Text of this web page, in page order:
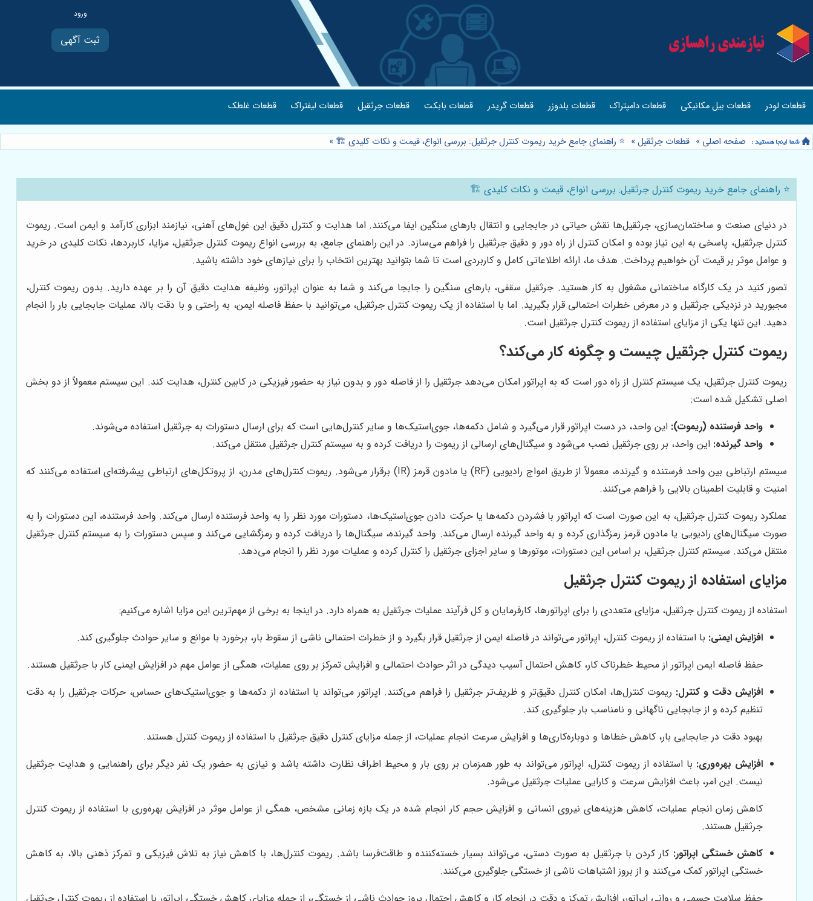
ثبت آگهی
قطعات لودر قطعات بیل مکانیکی قطعات دامپتراک قطعات بلدوزر قطعات گریدر قطعات بابکت قطعات جرثقیل قطعات لیفتراک قطعات غلطک
صفحه اصلی » قطعات جرثقیل» ⭐️ راهنمای جامع خرید ریموت کنترل جرثقیل: بررسی انواع، قیمت و نکات کلیدی 🏗️ »
⭐️ راهنمای جامع خرید ریموت کنترل جرثقیل: بررسی انواع، قیمت و نکات کلیدی 🏗️
در دنیای صنعت و ساختمان‌سازی، جرثقیل‌ها نقش حیاتی در جابجایی و انتقال بارهای سنگین ایفا می‌کنند. اما هدایت و کنترل دقیق این غول‌های آهنی، نیازمند ابزاری کارآمد و ایمن است. ریموت
کنترل جرثقیل، پاسخی به این نیاز بوده و امکان کنترل از راه دور و دقیق جرثقیل را فراهم می‌سازد. در این راهنمای جامع، به بررسی انواع ریموت کنترل جرثقیل، مزایا، کاربردها، نکات کلیدی در خرید
و عوامل موثر بر قیمت آن خواهیم پرداخت. هدف ما، ارائه اطلاعاتی کامل و کاربردی است تا شما بتوانید بهترین انتخاب را برای نیازهای خود داشته باشید.
تصور کنید در یک کارگاه ساختمانی مشغول به کار هستید. جرثقیل سقفی، بارهای سنگین را جابجا می‌کند و شما به عنوان اپراتور، وظیفه هدایت دقیق آن را بر عهده دارید. بدون ریموت کنترل،
مجبورید در نزدیکی جرثقیل و در معرض خطرات احتمالی قرار بگیرید. اما با استفاده از یک ریموت کنترل جرثقیل، می‌توانید با حفظ فاصله ایمن، به راحتی و با دقت بالا، عملیات جابجایی بار را انجام
دهید. این تنها یکی از مزایای استفاده از ریموت کنترل جرثقیل است.
ریموت کنترل جرثقیل چیست و چگونه کار می‌کند؟
ریموت کنترل جرثقیل، یک سیستم کنترل از راه دور است که به اپراتور امکان می‌دهد جرثقیل را از فاصله دور و بدون نیاز به حضور فیزیکی در کابین کنترل، هدایت کند. این سیستم معمولاً از دو بخش
اصلی تشکیل شده است:
واحد فرستنده (ریموت): این واحد، در دست اپراتور قرار می‌گیرد و شامل دکمه‌ها، جوی‌استیک‌ها و سایر کنترل‌هایی است که برای ارسال دستورات به جرثقیل استفاده می‌شوند.
واحد گیرنده: این واحد، بر روی جرثقیل نصب می‌شود و سیگنال‌های ارسالی از ریموت را دریافت کرده و به سیستم کنترل جرثقیل منتقل می‌کند.
سیستم ارتباطی بین واحد فرستنده و گیرنده، معمولاً از طریق امواج رادیویی (RF) یا مادون قرمز (IR) برقرار می‌شود. ریموت کنترل‌های مدرن، از پروتکل‌های ارتباطی پیشرفته‌ای استفاده می‌کنند که
امنیت و قابلیت اطمینان بالایی را فراهم می‌کنند.
عملکرد ریموت کنترل جرثقیل، به این صورت است که اپراتور با فشردن دکمه‌ها یا حرکت دادن جوی‌استیک‌ها، دستورات مورد نظر را به واحد فرستنده ارسال می‌کند. واحد فرستنده، این دستورات را به
صورت سیگنال‌های رادیویی یا مادون قرمز رمزگذاری کرده و به واحد گیرنده ارسال می‌کند. واحد گیرنده، سیگنال‌ها را دریافت کرده و رمزگشایی می‌کند و سپس دستورات را به سیستم کنترل جرثقیل
منتقل می‌کند. سیستم کنترل جرثقیل، بر اساس این دستورات، موتورها و سایر اجزای جرثقیل را کنترل کرده و عملیات مورد نظر را انجام می‌دهد.
مزایای استفاده از ریموت کنترل جرثقیل
استفاده از ریموت کنترل جرثقیل، مزایای متعددی را برای اپراتورها، کارفرمایان و کل فرآیند عملیات جرثقیل به همراه دارد. در اینجا به برخی از مهم‌ترین این مزایا اشاره می‌کنیم:
افزایش ایمنی: با استفاده از ریموت کنترل، اپراتور می‌تواند در فاصله ایمن از جرثقیل قرار بگیرد و از خطرات احتمالی ناشی از سقوط بار، برخورد با موانع و سایر حوادث جلوگیری کند.
حفظ فاصله ایمن اپراتور از محیط خطرناک کار، کاهش احتمال آسیب دیدگی در اثر حوادث احتمالی و افزایش تمرکز بر روی عملیات، همگی از عوامل مهم در افزایش ایمنی کار با جرثقیل هستند.
افزایش دقت و کنترل: ریموت کنترل‌ها، امکان کنترل دقیق‌تر و ظریف‌تر جرثقیل را فراهم می‌کنند. اپراتور می‌تواند با استفاده از دکمه‌ها و جوی‌استیک‌های حساس، حرکات جرثقیل را به دقت
تنظیم کرده و از جابجایی ناگهانی و نامناسب بار جلوگیری کند.
بهبود دقت در جابجایی بار، کاهش خطاها و دوباره‌کاری‌ها و افزایش سرعت انجام عملیات، از جمله مزایای کنترل دقیق جرثقیل با استفاده از ریموت کنترل هستند.
افزایش بهره‌وری: با استفاده از ریموت کنترل، اپراتور می‌تواند به طور همزمان بر روی بار و محیط اطراف نظارت داشته باشد و نیازی به حضور یک نفر دیگر برای راهنمایی و هدایت جرثقیل
نیست. این امر، باعث افزایش سرعت و کارایی عملیات جرثقیل می‌شود.
کاهش زمان انجام عملیات، کاهش هزینه‌های نیروی انسانی و افزایش حجم کار انجام شده در یک بازه زمانی مشخص، همگی از عوامل موثر در افزایش بهره‌وری با استفاده از ریموت کنترل
جرثقیل هستند.
کاهش خستگی اپراتور: کار کردن با جرثقیل به صورت دستی، می‌تواند بسیار خسته‌کننده و طاقت‌فرسا باشد. ریموت کنترل‌ها، با کاهش نیاز به تلاش فیزیکی و تمرکز ذهنی بالا، به کاهش
خستگی اپراتور کمک می‌کنند و از بروز اشتباهات ناشی از خستگی جلوگیری می‌کنند.